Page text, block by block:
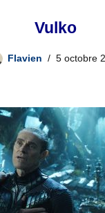
Vulko
Flavien 5 octobre